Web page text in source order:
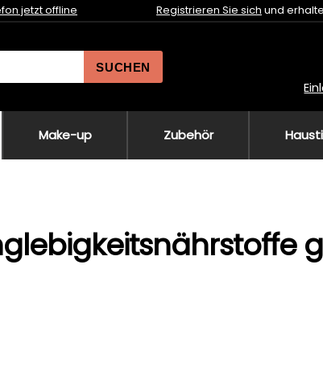
jetzt offline Registrieren Sie sich und
SUCHEN
Make-up Zubehör